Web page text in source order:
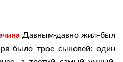
Давным-давно жил-был
было трое сыновей: один